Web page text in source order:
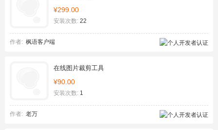
¥299.00
安装次数: 22
作者: 枫语客户端
在线图片裁剪工具
¥90.00
安装次数: 1
作者: 老万